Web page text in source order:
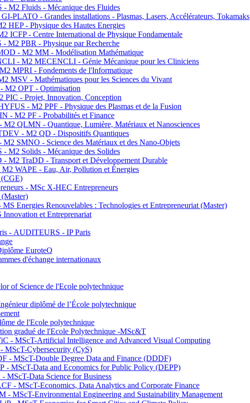
M2 Fluids - Mécanique des Fluides
PLATO - Grandes installations - Plasmas, Lasers, Accélérateurs, Tokamaks
HEP - Physique des Hautes Energies
ICFP - Centre International de Physique Fondamentale
M2 PBR - Physique par Recherche
- M2 MM - Modélisation Mathématique
- M2 MECENCLI - Génie Mécanique pour les Cliniciens
MPRI - Fondements de l'Informatique
MSV - Mathématiques pour les Sciences du Vivant
M2 OPT - Optimisation
PIC - Projet, Innovation, Conception
- M2 PPF - Physique des Plasmas et de la Fusion
- M2 PF - Probabilités et Finance
QLMN - Quantique, Lumière, Matériaux et Nanosciences
- M2 QD - Dispositifs Quantiques
SMNO - Science des Matériaux et des Nano-Objets
M2 Solids - Mécanique des Solides
M2 TraDD - Transport et Développement Durable
WAPE - Eau, Air, Pollution et Énergies
(CGE)
- MSc X-HEC Entrepreneurs
(Master)
Energies Renouvelables : Technologies et Entrepreneuriat (Master)
et Entreprenariat
- AUDITEURS - IP Paris
EuroteQ
d'échange internationaux
of Science de l'Ecole polytechnique
diplômé de l’École polytechnique
de l'Ecole polytechnique
gradué de l'Ecole Polytechnique -MSc&T
- MScT-Artificial Intelligence and Advanced Visual Computing
MScT-Cybersecurity (CyS)
- MScT-Double Degree Data and Finance (DDDF)
- MScT-Data and Economics for Public Policy (DEPP)
MScT-Data Science for Business
- MScT-Economics, Data Analytics and Corporate Finance
- MScT-Environmental Engineering and Sustainability Management